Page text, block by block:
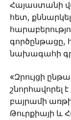
Հայաստանի
հետ,
գործընթացը,
նախագահի
«Զրույցի
շնորհավորել
բայրամի
Թուրքիայի և